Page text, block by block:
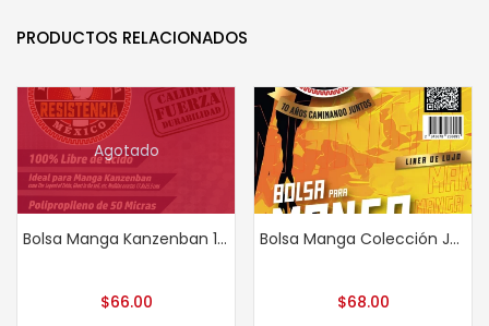
PRODUCTOS RELACIONADOS
Agotado
Bolsa Manga Kanzenban 10 pzas
$66.00
Bolsa Manga Colección JoJo’s 10 pzas.
$68.00